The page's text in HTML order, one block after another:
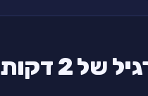
בדירה חדשה"